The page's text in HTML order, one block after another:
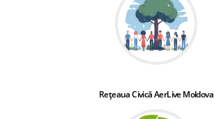
Rețeaua Civică AerLive Moldova